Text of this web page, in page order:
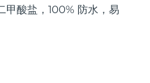
甲酸盐，100% 防水，易